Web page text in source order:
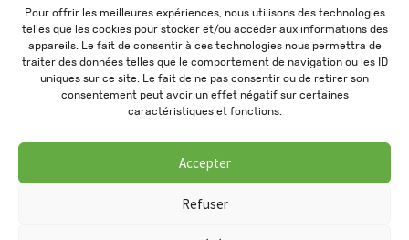
Pour offrir les meilleures expériences, nous utilisons des technologies
telles que les cookies pour stocker et/ou accéder aux informations des
appareils. Le fait de consentir à ces technologies nous permettra de
traiter des données telles que le comportement de navigation ou les ID
uniques sur ce site. Le fait de ne pas consentir ou de retirer son
consentement peut avoir un effet négatif sur certaines
caractéristiques et fonctions.
Accepter
Refuser
Adresses
Mes informations personnelles
© 2026 APIE. Tous droits réservés.